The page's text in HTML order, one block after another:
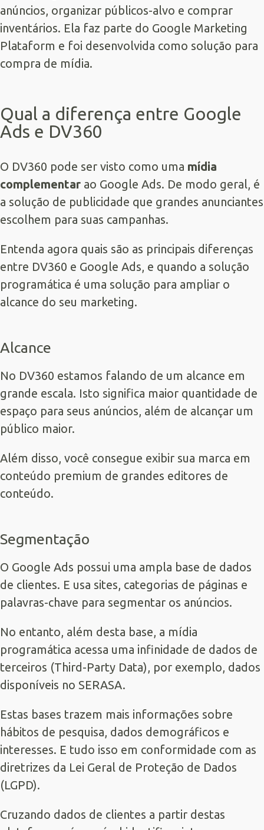
anúncios, organizar públicos-alvo e comprar
inventários. Ela faz parte do Google Marketing
Plataform e foi desenvolvida como solução para
compra de mídia.
Qual a diferença entre Google
Ads e DV360
O DV360 pode ser visto como uma mídia
complementar ao Google Ads. De modo geral, é
a solução de publicidade que grandes anunciantes
escolhem para suas campanhas.
Entenda agora quais são as principais diferenças
entre DV360 e Google Ads, e quando a solução
programática é uma solução para ampliar o
alcance do seu marketing.
Alcance
No DV360 estamos falando de um alcance em
grande escala. Isto significa maior quantidade de
espaço para seus anúncios, além de alcançar um
público maior.
Além disso, você consegue exibir sua marca em
conteúdo premium de grandes editores de
conteúdo.
Segmentação
O Google Ads possui uma ampla base de dados
de clientes. E usa sites, categorias de páginas e
palavras-chave para segmentar os anúncios.
No entanto, além desta base, a mídia
programática acessa uma infinidade de dados de
terceiros (Third-Party Data), por exemplo, dados
disponíveis no SERASA.
Estas bases trazem mais informações sobre
hábitos de pesquisa, dados demográficos e
interesses. E tudo isso em conformidade com as
diretrizes da Lei Geral de Proteção de Dados
(LGPD).
Cruzando dados de clientes a partir destas